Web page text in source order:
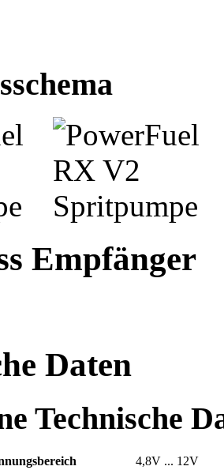
Empfänger
Daten
Technische
4,8V ... 12V